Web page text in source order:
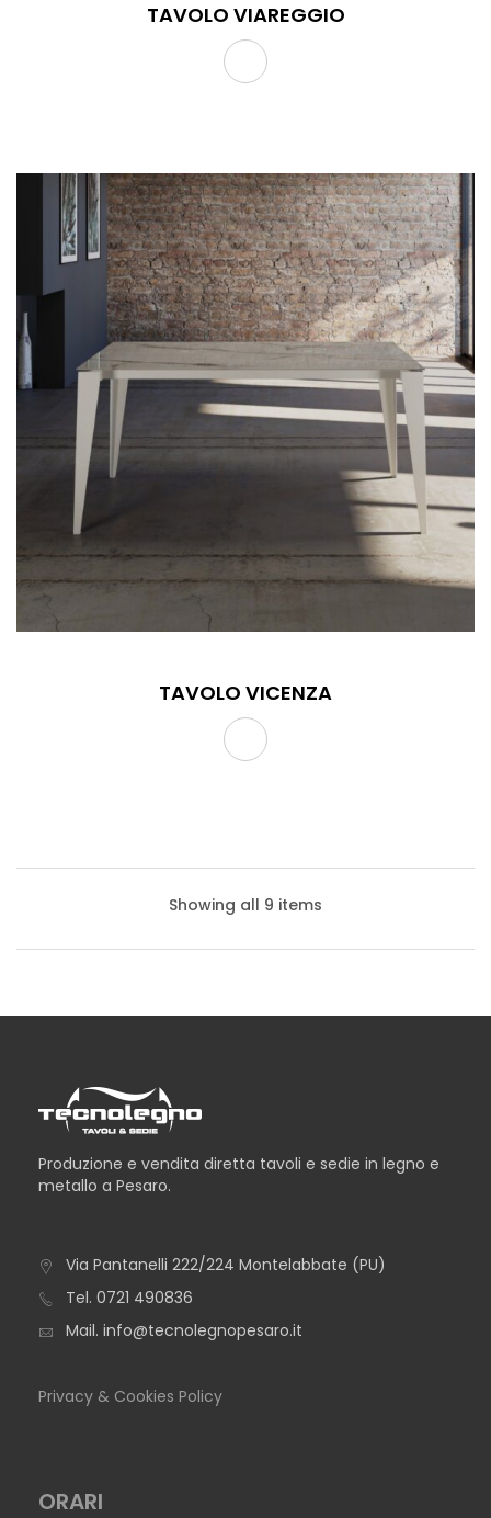
TAVOLO VIAREGGIO
TAVOLO VICENZA
TAVOLO AREZZO
Showing all 9 items
Produzione e vendita diretta tavoli e sedie in legno e
metallo a Pesaro.
Via Pantanelli 222/224 Montelabbate (PU)
Tel. 0721 490836
Mail. info@tecnolegnopesaro.it
Privacy & Cookies Policy
ORARI